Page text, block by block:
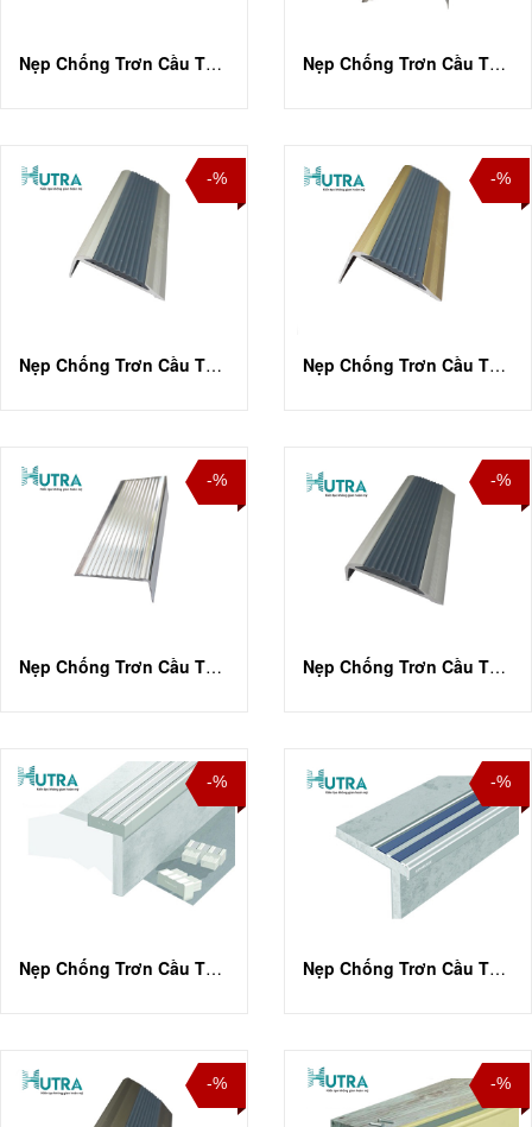
Nẹp Chống Trơn Cầu Thang BJX018 Nẹp Chống Trơn Cầu Thang CH-L1-008
-%
Nẹp Chống Trơn Cầu Thang NLP12
-%
Nẹp Chống Trơn Cầu Thang NLP20
-%
Nẹp Chống Trơn Cầu Thang NLP45
-%
Nẹp Chống Trơn Cầu Thang NLP8.0
-%
Nẹp Chống Trơn Cầu Thang TF12
-%
Nẹp Chống Trơn Cầu Thang TL100
-% -%